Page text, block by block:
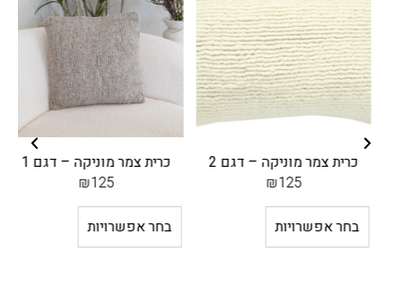
כרית צמר מוניקה – דגם 2
₪125
בחר אפשרויות
כרית צמר מוניקה – דגם 1
₪125
בחר אפשרויות